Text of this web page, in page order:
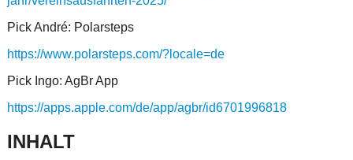
Pick André: Polarsteps
https://www.polarsteps.com/?locale=de
Pick Ingo: AgBr App
https://apps.apple.com/de/app/agbr/id6701996818
INHALT